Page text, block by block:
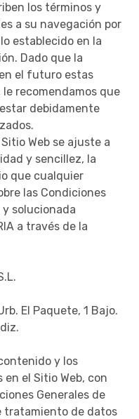
los términos y
a su navegación por
establecido en la
Dado que la
en el futuro estas
le recomendamos que
debidamente
Web se ajuste a
y sencillez, la
que cualquier
las Condiciones
y solucionada
a través de la
El Paquete, 1 Bajo.
y los
el Sitio Web, con
Generales de
tratamiento de datos